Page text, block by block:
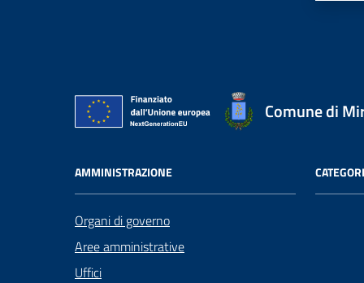
Comune di
AMMINISTRAZIONE
Organi di governo
Aree amministrative
Uffici